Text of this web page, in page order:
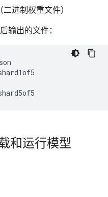
二进制权重文件）
输出的文件：
和运行模型